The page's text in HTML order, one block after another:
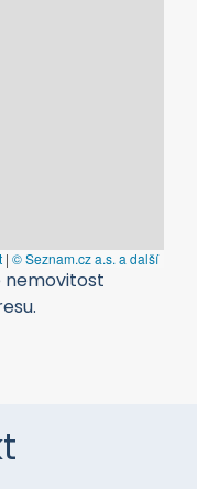
| © Seznam.cz a.s. a další
nemovitost